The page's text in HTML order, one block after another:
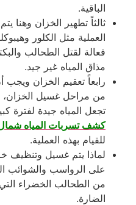
الباقية.
ثالثاً تطهير الخزان وهنا
العملية مثل الكلور
فعالة لقتل الطحالب
مذاق المياه غير جيد.
رابعاً تعقيم الخزان ويجب
من مراحل غسيل الخزان،
تجعل المياه جيدة لفترة
كشف تسربات المياه
للقيام بهذه العملية.
لماذا يتم غسيل وتنظيف
على الرواسب والشوائب
من الطحالب الخضراء التي
الضارة.